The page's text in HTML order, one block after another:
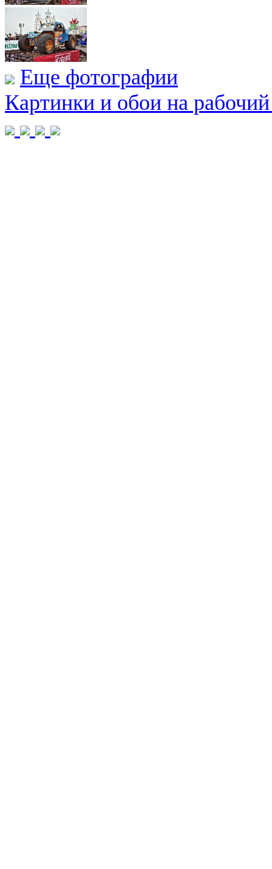
Еще фотографии
Картинки и обои на